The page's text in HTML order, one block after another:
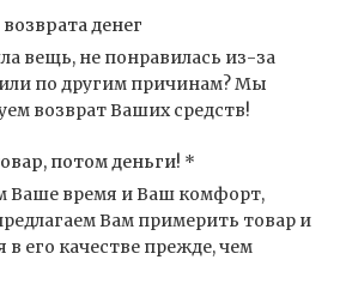
денег
вещь, не понравилась из-за
или по другим причинам? Мы
возврат Ваших средств!
потом деньги! *
время и Ваш комфорт,
Вам примерить товар и
в его качестве прежде, чем